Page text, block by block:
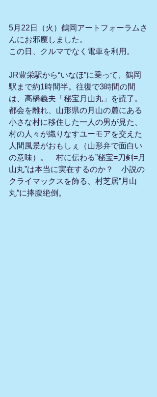
5月22日（火）鶴岡アートフォーラムさ
んにお邪魔しました。
この日、クルマでなく電車を利用。
JR豊栄駅から“いなほ”に乗って、鶴岡
駅まで約1時間半。往復で3時間の間
は、高橋義夫「秘宝月山丸」を読了。
都会を離れ、山形県の月山の麓にある
小さな村に移住した一人の男が見た、
村の人々が織りなすユーモアを交えた
人間風景がおもしぇ（山形弁で面白い
の意味）。　村に伝わる”秘宝=刀剣=月
山丸”は本当に実在するのか？　小説の
クライマックスを飾る、村芝居”月山
丸”に捧腹絶倒。